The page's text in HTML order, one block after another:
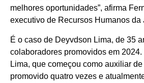
melhores oportunidades”, afirma
executivo de Recursos Humanos da
É o caso de Deyvdson Lima, de 35
colaboradores promovidos em
Lima, que começou como auxiliar
promovido quatro vezes e